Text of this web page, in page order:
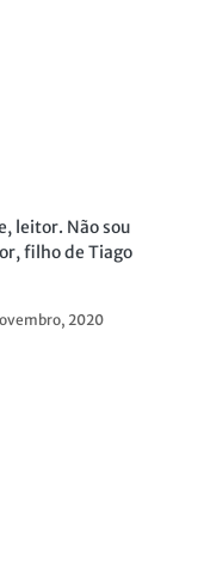
leitor. Não sou
filho de Tiago
2020